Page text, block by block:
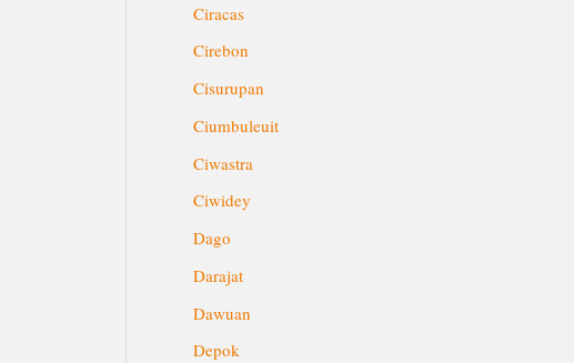
Ciracas
Cirebon
Cisurupan
Ciumbuleuit
Ciwastra
Ciwidey
Dago
Darajat
Dawuan
Depok